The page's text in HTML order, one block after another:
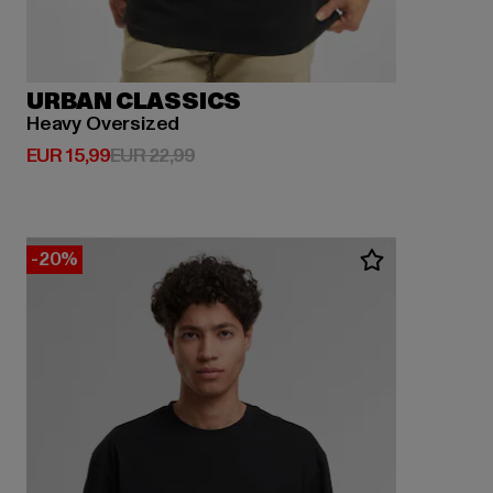
URBAN CLASSICS
Heavy Oversized
EUR 15,99
Derzeitiger Preis: EUR 15,99
EUR 22,99Aktionspreis: EUR 22,99
-20%